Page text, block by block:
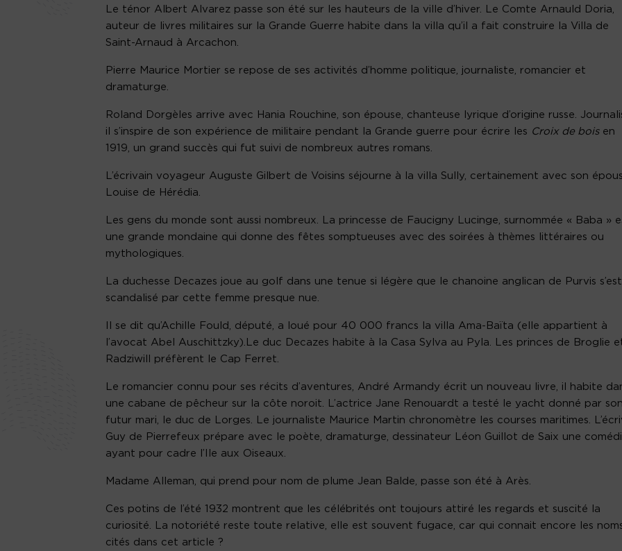
Le ténor Albert Alvarez passe son été sur les hauteurs de la ville d’hiver. Le Comte Arnauld Doria,
auteur de livres militaires sur la Grande Guerre habite dans la villa qu’il a fait construire la Villa de
Saint-Arnaud à Arcachon.
Pierre Maurice Mortier se repose de ses activités d’homme politique, journaliste, romancier et
dramaturge.
Roland Dorgèles arrive avec Hania Rouchine, son épouse, chanteuse lyrique d’origine russe.
il s’inspire de son expérience de militaire pendant la Grande guerre pour écrire les Croix de boisen
1919, un grand succès qui fut suivi de nombreux autres romans.
L’écrivain voyageur Auguste Gilbert de Voisins séjourne à la villa Sully, certainement avec son
Louise de Hérédia.
Les gens du monde sont aussi nombreux. La princesse de Faucigny Lucinge, surnommée « Baba »
une grande mondaine qui donne des fêtes somptueuses avec des soirées à thèmes littéraires ou
mythologiques.
La duchesse Decazes joue au golf dans une tenue si légère que le chanoine anglican de Purvis s’est
scandalisé par cette femme presque nue.
Il se dit qu’Achille Fould, député, a loué pour 40 000 francs la villa Ama-Baïta (elle appartient à
l’avocat Abel Auschittzky).Le duc Decazes habite à la Casa Sylva au Pyla. Les princes de Broglie
Radziwill préfèrent le Cap Ferret.
Le romancier connu pour ses récits d’aventures, André Armandy écrit un nouveau livre, il habite
une cabane de pêcheur sur la côte noroit. L’actrice Jane Renouardt a testé le yacht donné par
futur mari, le duc de Lorges. Le journaliste Maurice Martin chronomètre les courses maritimes.
Guy de Pierrefeux prépare avec le poète, dramaturge, dessinateur Léon Guillot de Saix une
ayant pour cadre l’Ile aux Oiseaux.
Madame Alleman, qui prend pour nom de plume Jean Balde, passe son été à Arès.
Ces potins de l’été 1932 montrent que les célébrités ont toujours attiré les regards et suscité la
curiosité. La notoriété reste toute relative, elle est souvent fugace, car qui connait encore les
cités dans cet article ?